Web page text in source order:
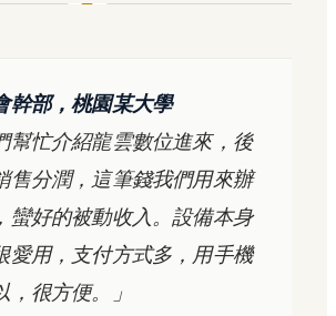
幹部，桃園某大學
幫忙介紹龍雲數位進來，後
售分潤，這筆錢我們用來辦
蠻好的被動收入。設備本身
愛用，支付方式多，用手機
，很方便。」